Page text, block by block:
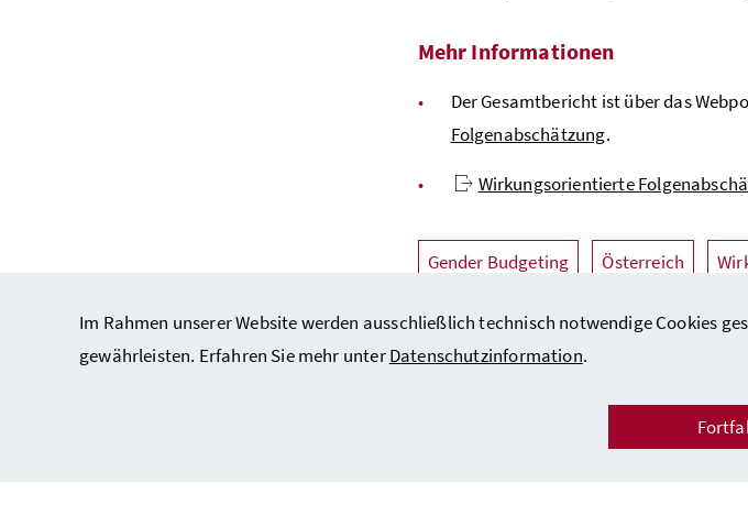
Im Rahmen unserer Website werden ausschließlich technisch notwendige Cookies
gewährleisten. Erfahren Sie mehr unterDatenschutzinformation.
Mehr Informationen
Der Gesamtbericht ist über das
Folgenabschätzung.
Wirkungsorientierte
Gender Budgeting Österreich